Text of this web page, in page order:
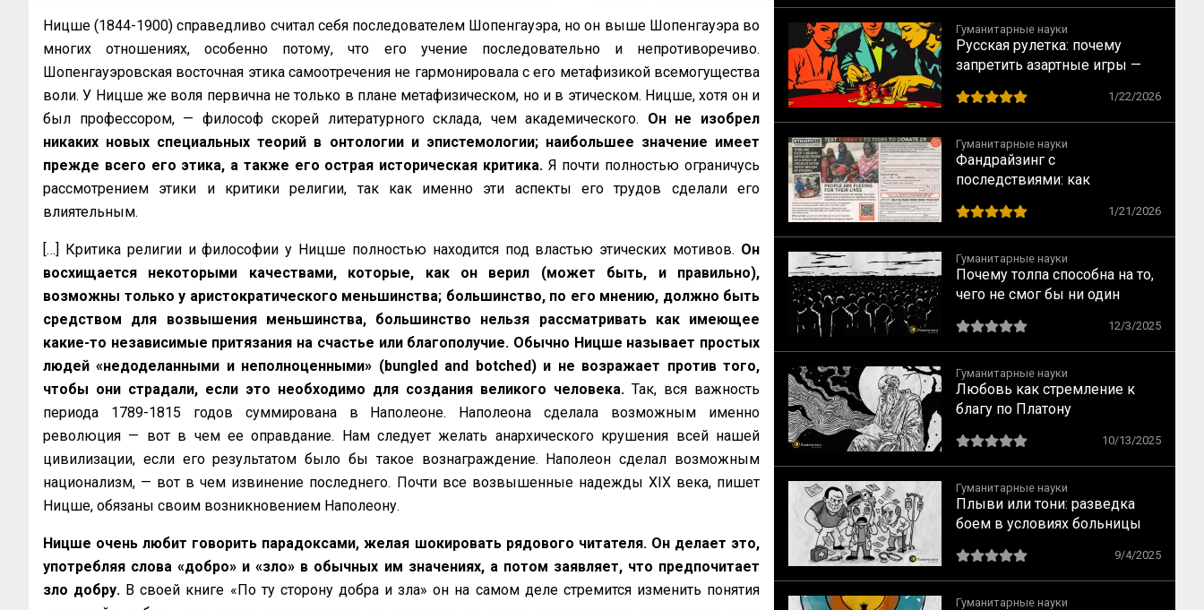
Ницше (1844-1900) справедливо считал себя последователем Шопенгауэра, но он выше Шопенгауэра во
многих отношениях, особенно потому, что его учение последовательно и непротиворечиво.
Шопенгауэровская восточная этика самоотречения не гармонировала с его метафизикой всемогущества
воли. У Ницше же воля первична не только в плане метафизическом, но и в этическом. Ницше, хотя он и
был профессором, — философ скорей литературного склада, чем академического. Он не изобрел
никаких новых специальных теорий в онтологии и эпистемологии; наибольшее значение имеет
прежде всего его этика, а также его острая историческая критика. Я почти полностью ограничусь
рассмотрением этики и критики религии, так как именно эти аспекты его трудов сделали его
влиятельным.
[…] Критика религии и философии у Ницше полностью находится под властью этических мотивов. Он
восхищается некоторыми качествами, которые, как он верил (может быть, и правильно),
возможны только у аристократического меньшинства; большинство, по его мнению, должно быть
средством для возвышения меньшинства, большинство нельзя рассматривать как имеющее
какие-то независимые притязания на счастье или благополучие. Обычно Ницше называет простых
людей «недоделанными и неполноценными» (bungled and botched) и не возражает против того,
чтобы они страдали, если это необходимо для создания великого человека. Так, вся важность
периода 1789-1815 годов суммирована в Наполеоне. Наполеона сделала возможным именно
революция — вот в чем ее оправдание. Нам следует желать анархического крушения всей нашей
цивилизации, если его результатом было бы такое вознаграждение. Наполеон сделал возможным
национализм, — вот в чем извинение последнего. Почти все возвышенные надежды XIX века, пишет
Ницше, обязаны своим возникновением Наполеону.
Ницше очень любит говорить парадоксами, желая шокировать рядового читателя. Он делает это,
употребляя слова «добро» и «зло» в обычных им значениях, а потом заявляет, что предпочитает
зло добру. В своей книге «По ту сторону добра и зла» он на самом деле стремится изменить понятия
создаются субкультуры)
Гуманитарные науки
Русская рулетка: почему
запретить азартные игры —
понедельники
1/22/2026
Гуманитарные науки
Фандрайзинг с
последствиями: как
тех, кому помогает
1/21/2026
Гуманитарные науки
Почему толпа способна на то,
чего не смог бы ни один
механизмы по Лебону
12/3/2025
Гуманитарные науки
Любовь как стремление к
благу по Платону
10/13/2025
Гуманитарные науки
Плыви или тони: разведка
боем в условиях больницы
9/4/2025
Гуманитарные науки